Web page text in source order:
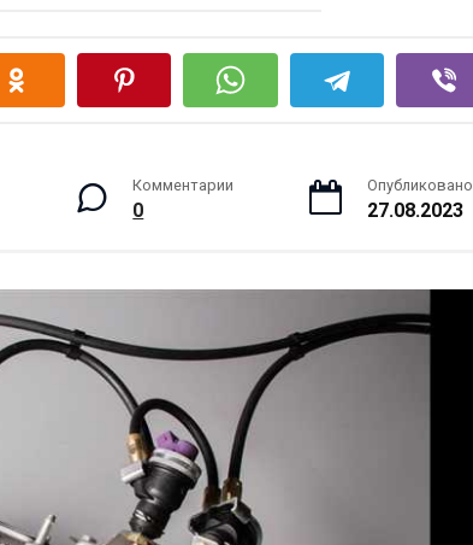
Комментарии
0
Опубликовано
27.08.2023